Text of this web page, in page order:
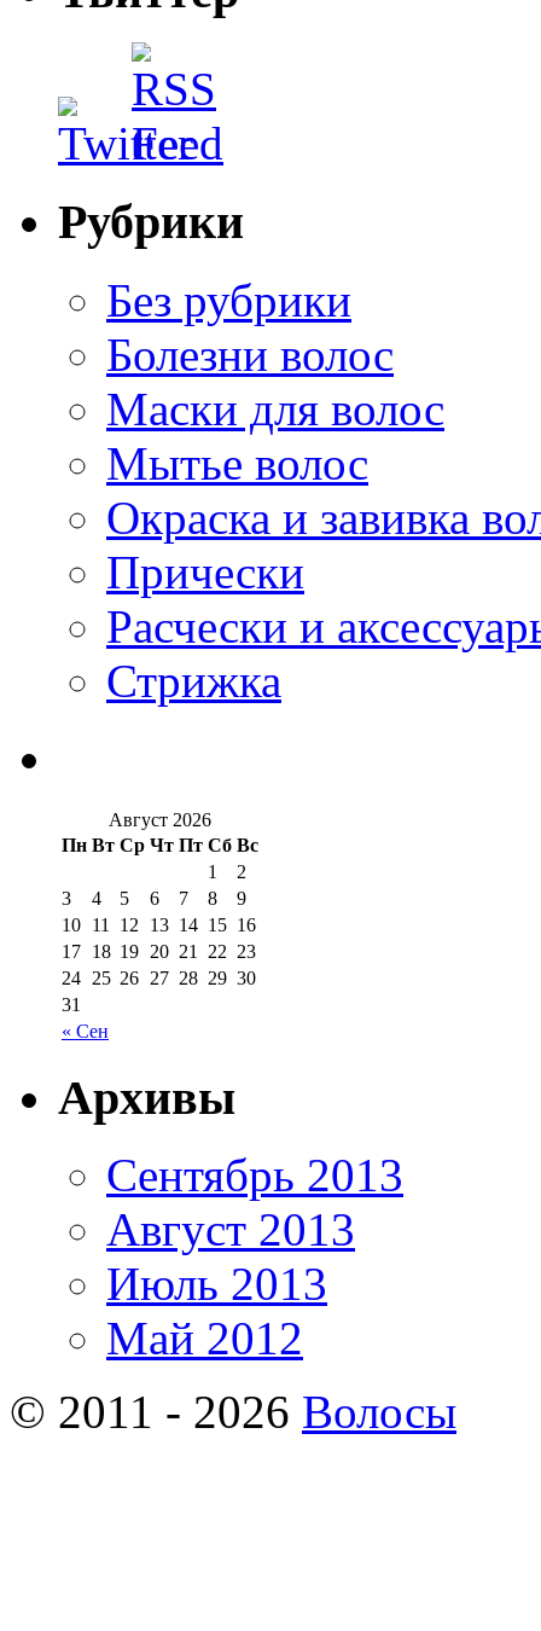
Рубрики
Без рубрики
Болезни волос
Маски для волос
Мытье волос
Окраска и завивка
Прически
Расчески и
Стрижка
Август 2026
Пн Вт Ср Чт Пт Сб Вс
« Сен
1
2
3
4 5 6 7 8
9
10 11 12 13 14 15 16
17 18 19 20 21 22 23
24 25 26 27 28 29 30
31
Архивы
Сентябрь 2013
Август 2013
Июль 2013
Май 2012
© 2011 - 2026 Волосы